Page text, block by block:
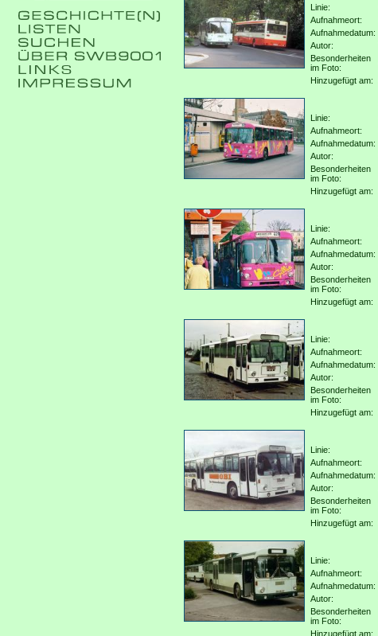
Linie:
Aufnahmeort:
Aufnahmedatum:
Autor:
Besonderheiten
im Foto:
Hinzugefügt am:
Linie:
Aufnahmeort:
Aufnahmedatum:
Autor:
Besonderheiten
im Foto:
Hinzugefügt am:
Linie:
Aufnahmeort:
Aufnahmedatum:
Autor:
Besonderheiten
im Foto:
Hinzugefügt am:
Linie:
Aufnahmeort:
Aufnahmedatum:
Autor:
Besonderheiten
im Foto:
Hinzugefügt am:
Linie:
Aufnahmeort:
Aufnahmedatum:
Autor:
Besonderheiten
im Foto:
Hinzugefügt am:
Linie:
Aufnahmeort:
Aufnahmedatum:
Autor:
Besonderheiten
im Foto:
Hinzugefügt am: